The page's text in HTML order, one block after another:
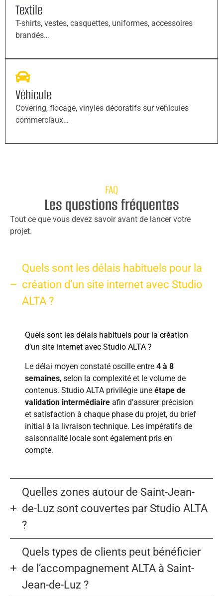
Textile
T-shirts, vestes, casquettes, uniformes, accessoires
brandés…
Véhicule
Covering, flocage, vinyles décoratifs sur véhicules
commerciaux…
FAQ
Les questions fréquentes
Tout ce que vous devez savoir avant de lancer votre
projet.
Quels sont les délais habituels pour la
création d’un site internet avec Studio
ALTA ?
Quels sont les délais habituels pour la création
d’un site internet avec Studio ALTA ?
Le délai moyen constaté oscille entre 4 à 8
semaines, selon la complexité et le volume de
contenus. Studio ALTA privilégie une étape de
validation intermédiaire afin d’assurer précision
et satisfaction à chaque phase du projet, du brief
initial à la livraison technique. Les impératifs de
saisonnalité locale sont également pris en
compte.
Quelles zones autour de Saint-Jean-
de-Luz sont couvertes par Studio ALTA
?
Quels types de clients peut bénéficier
de l’accompagnement ALTA à Saint-
Jean-de-Luz ?